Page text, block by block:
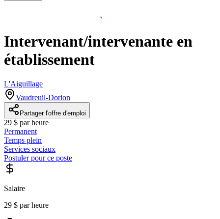
Intervenant/intervenante en
établissement
L'Aiguillage
Vaudreuil-Dorion
Partager l'offre d'emploi
29 $ par heure
Permanent
Temps plein
Services sociaux
Postuler pour ce poste
Salaire
29 $ par heure